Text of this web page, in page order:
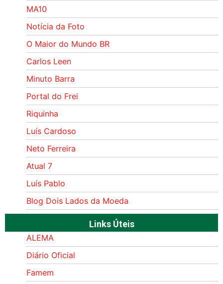
MA10
Notícia da Foto
O Maior do Mundo BR
Carlos Leen
Minuto Barra
Portal do Frei
Riquinha
Luís Cardoso
Neto Ferreira
Atual 7
Luís Pablo
Blog Dois Lados da Moeda
Links Úteis
ALEMA
Diário Oficial
Famem